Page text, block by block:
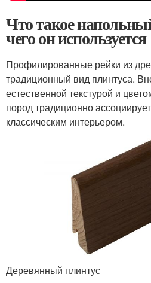
Что такое
чего он используется
Профилированные рейки из
традиционный вид плинтуса.
естественной текстурой и
пород традиционно
классическим интерьером.
Деревянный плинтус